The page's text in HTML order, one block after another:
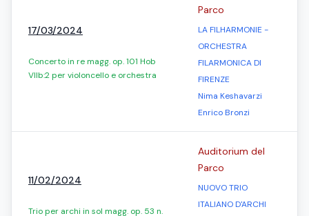
17/03/2024
Concerto in re magg. op. 101 Hob
VIIb:2 per violoncello e orchestra
Parco
LA FILHARMONIE -
ORCHESTRA
FILARMONICA DI
FIRENZE
Nima Keshavarzi
Enrico Bronzi
11/02/2024
Trio per archi in sol magg. op. 53 n.
Auditorium del
Parco
NUOVO TRIO
ITALIANO D'ARCHI